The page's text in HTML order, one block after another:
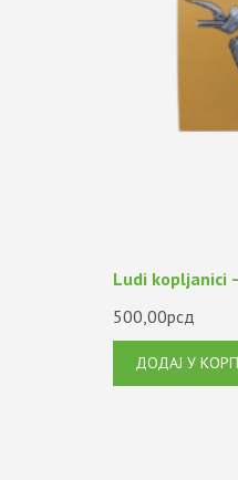
Ludi kopljanici
500,00рсд
ДОДАЈ У